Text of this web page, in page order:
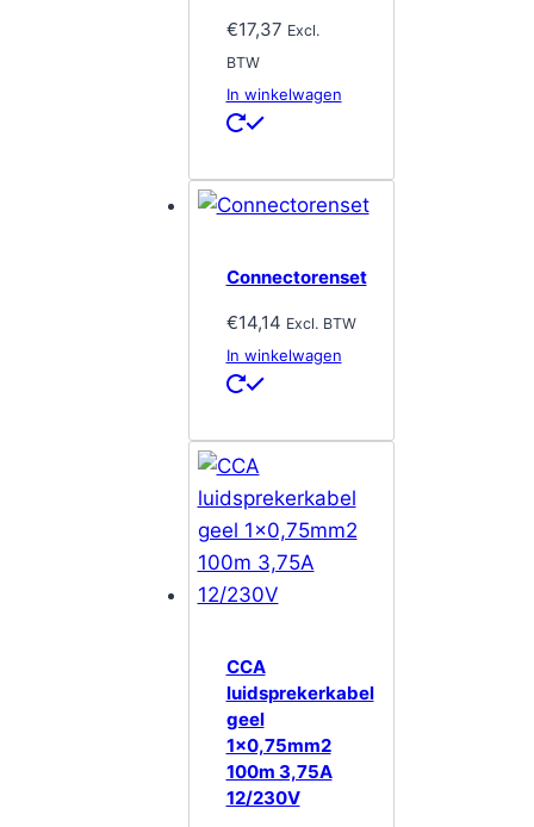
€17,37 Excl.
BTW
In winkelwagen
Connectorenset
€14,14 Excl. BTW
In winkelwagen
CCA
luidsprekerkabel
geel
1×0,75mm2
100m 3,75A
12/230V